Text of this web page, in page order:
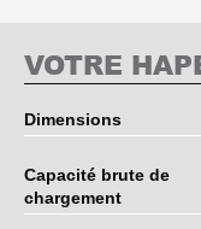
VOTRE
Dimensions
Capacité brute de
chargement